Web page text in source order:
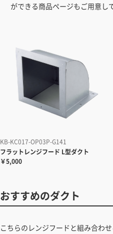
ができる商品ページもご用意し
KB-KC017-OP03P-G141
フラットレンジフード L型ダクト
￥5,000
おすすめのダクト
こちらのレンジフードと組み合わ